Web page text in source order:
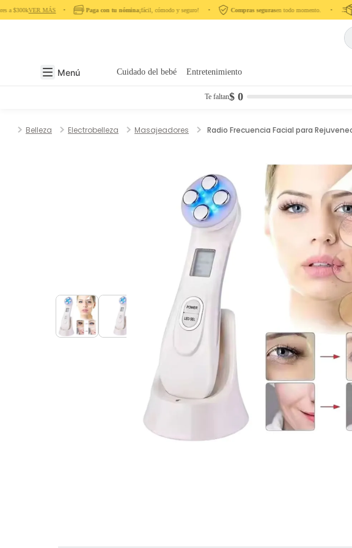
a $300kVER MÁS‎ ‎ ‎ ‎ •‎ ‎ ‎ ‎ Paga con tu nómina¡fácil, cómodo y seguro! ‎ ‎ ‎ ‎ •‎ ‎ ‎ ‎ Compras segurasen todo momento. ‎ ‎ ‎ ‎ •‎ ‎ ‎ ‎ ‎
Menú Cuidado del bebé Entretenimiento
Te faltan$ 0
Belleza Electrobelleza Masajeadores Radio Frecuencia Facial para